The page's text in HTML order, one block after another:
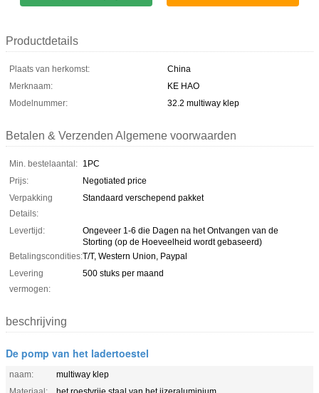
Productdetails
Plaats van herkomst:
China
Merknaam:
KE HAO
Modelnummer:
32.2 multiway klep
Betalen & Verzenden Algemene voorwaarden
Min. bestelaantal: 1PC
Prijs:
Negotiated price
Verpakking
Details:
Standaard verschepend pakket
Levertijd:
Ongeveer 1-6 die Dagen na het Ontvangen van de
Storting (op de Hoeveelheid wordt gebaseerd)
Betalingscondities:T/T, Western Union, Paypal
Levering
vermogen:
500 stuks per maand
beschrijving
De pomp van het ladertoestel
naam:
multiway klep